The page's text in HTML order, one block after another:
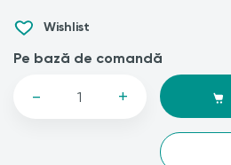
Wishlist
Pe bază de comandă
- +